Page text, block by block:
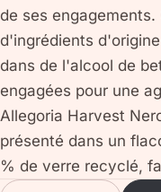
de ses
d'ingrédients
dans de l'alcool de
engagées pour une
Allegoria Harvest
présenté dans un
% de verre recyclé,